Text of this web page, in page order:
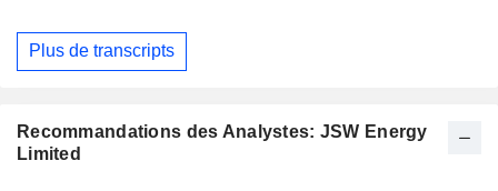
Plus de transcripts
Recommandations des Analystes: JSW Energy
Limited